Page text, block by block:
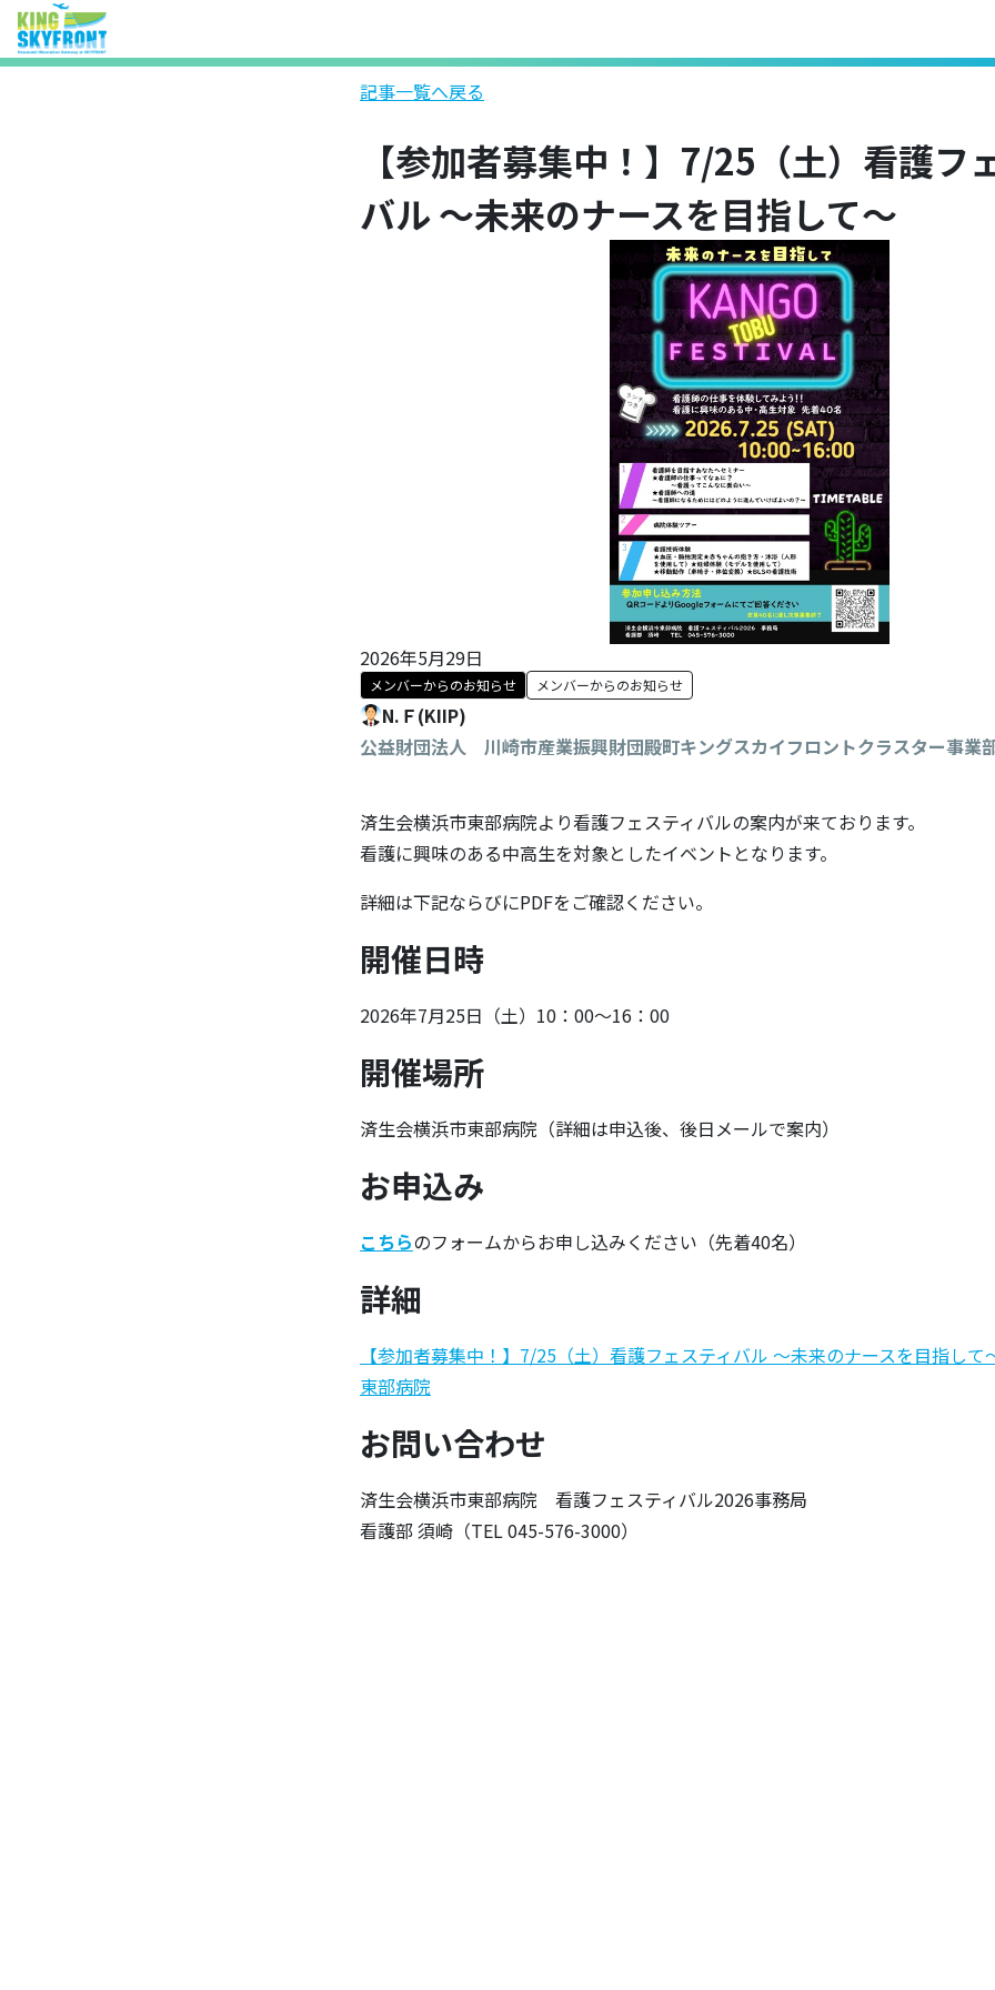
記事一覧へ戻る
【参加者募集中！】7/25（土）看護フ
バル ～未来のナースを目指して～
2026年5月29日
メンバーからのお知らせ メンバーからのお知らせ
N.Ｆ(KIIP)
公益財団法人 川崎市産業振興財団殿町キングスカイフロントクラスター事業
済生会横浜市東部病院より看護フェスティバルの案内が来ております。
看護に興味のある中高生を対象としたイベントとなります。
詳細は下記ならびにPDFをご確認ください。
開催日時
2026年7月25日（土）10：00～16：00
開催場所
済生会横浜市東部病院（詳細は申込後、後日メールで案内）
お申込み
こちらのフォームからお申し込みください（先着40名）
詳細
【参加者募集中！】7/25（土）看護フェスティバル ～未来のナースを目指して
東部病院
お問い合わせ
済生会横浜市東部病院 看護フェスティバル2026事務局
看護部 須崎（TEL 045-576-3000）